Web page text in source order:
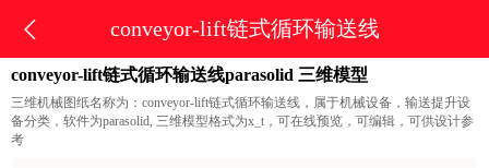
conveyor-lift链式循环输送线
conveyor-lift链式循环输送线parasolid 三维模型
三维机械图纸名称为：conveyor-lift链式循环输送线，属于机械设备，输送提升设
备分类，软件为parasolid, 三维模型格式为x_t，可在线预览，可编辑，可供设计参
考